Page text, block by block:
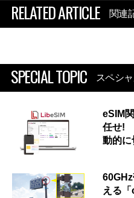
RELATED ARTICLE 関連
SPECIAL TOPIC スペシ
eSIM
任せ!
動的に
える